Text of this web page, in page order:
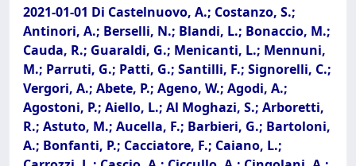
2021-01-01 Di Castelnuovo, A.; Costanzo, S.;
Antinori, A.; Berselli, N.; Blandi, L.; Bonaccio, M.;
Cauda, R.; Guaraldi, G.; Menicanti, L.; Mennuni,
M.; Parruti, G.; Patti, G.; Santilli, F.; Signorelli, C.;
Vergori, A.; Abete, P.; Ageno, W.; Agodi, A.;
Agostoni, P.; Aiello, L.; Al Moghazi, S.; Arboretti,
R.; Astuto, M.; Aucella, F.; Barbieri, G.; Bartoloni,
A.; Bonfanti, P.; Cacciatore, F.; Caiano, L.;